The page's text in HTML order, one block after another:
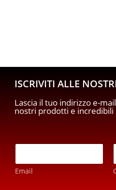
ISCRIVITI ALLE
Lascia il tuo indirizzo e-
nostri prodotti e
E
a
iEmail